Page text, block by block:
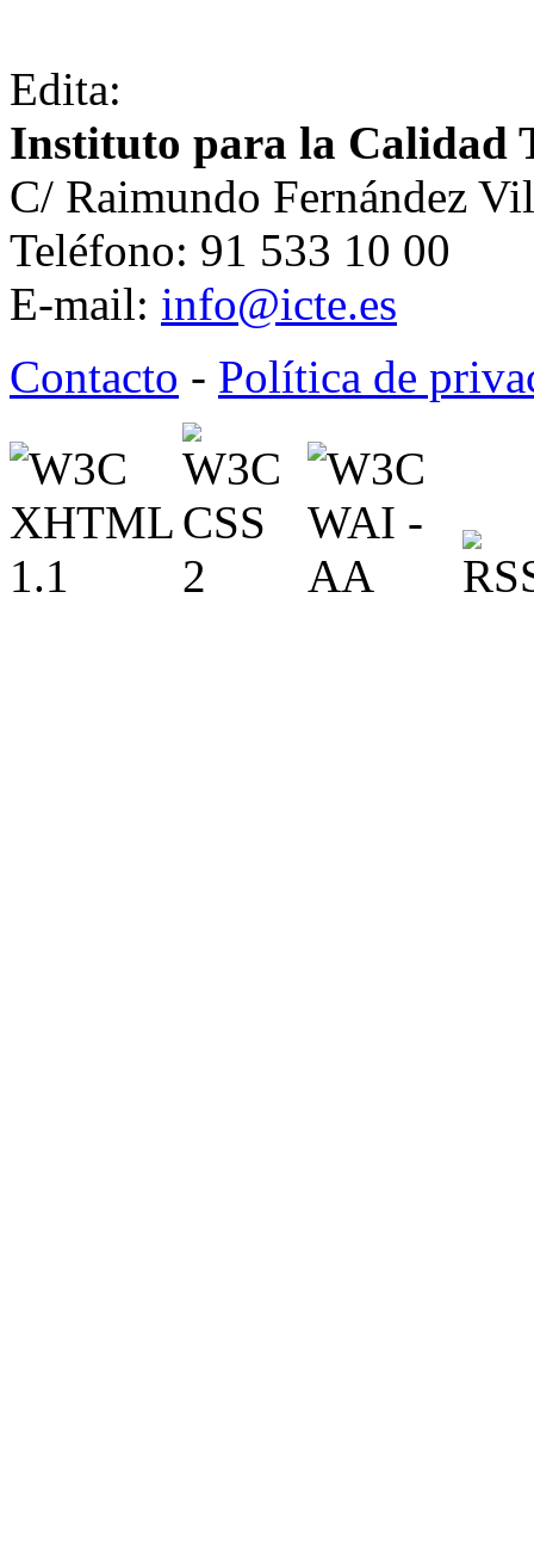
Edita:
Instituto para la Calidad
C/ Raimundo Fernández
Teléfono: 91 533 10 00
E-mail: info@icte.es
Contacto - Política de